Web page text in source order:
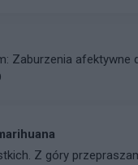
Zaburzenia afektywne
Z góry